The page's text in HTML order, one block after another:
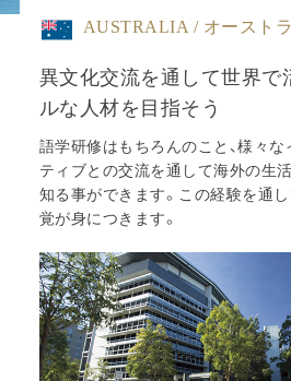
AUSTRALIA / オースト
異文化交流を通して世界で
ルな人材を目指そう
語学研修はもちろんのこと、様々
ティブとの交流を通して海外の生活
知る事ができます。この経験を通
覚が身につきます。